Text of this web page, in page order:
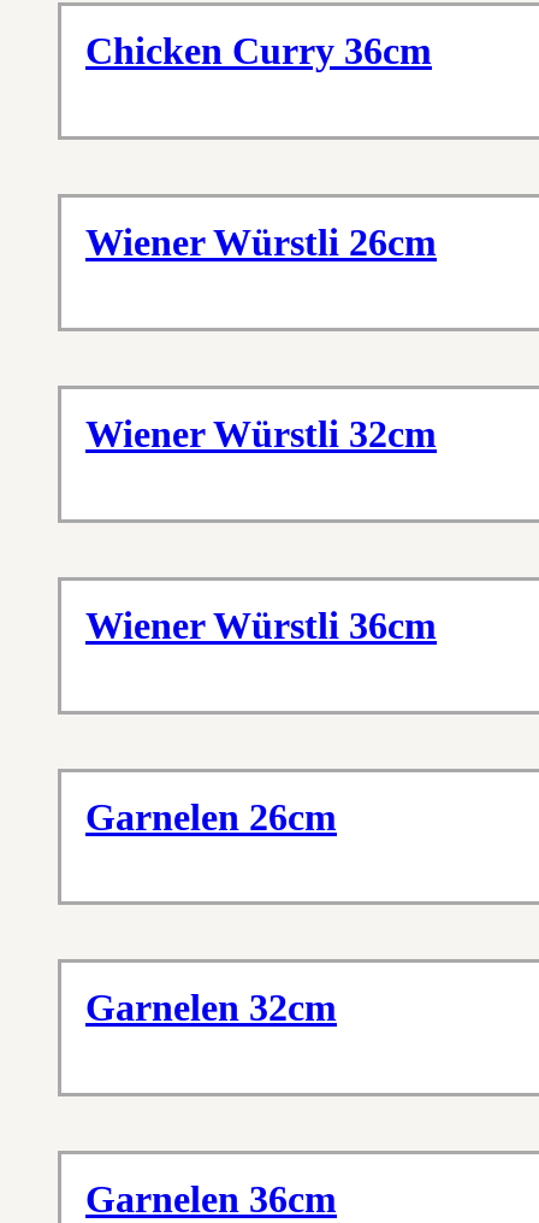
Chicken Curry 36cm
Wiener Würstli 26cm
Wiener Würstli 32cm
Wiener Würstli 36cm
Garnelen 26cm
Garnelen 32cm
Garnelen 36cm